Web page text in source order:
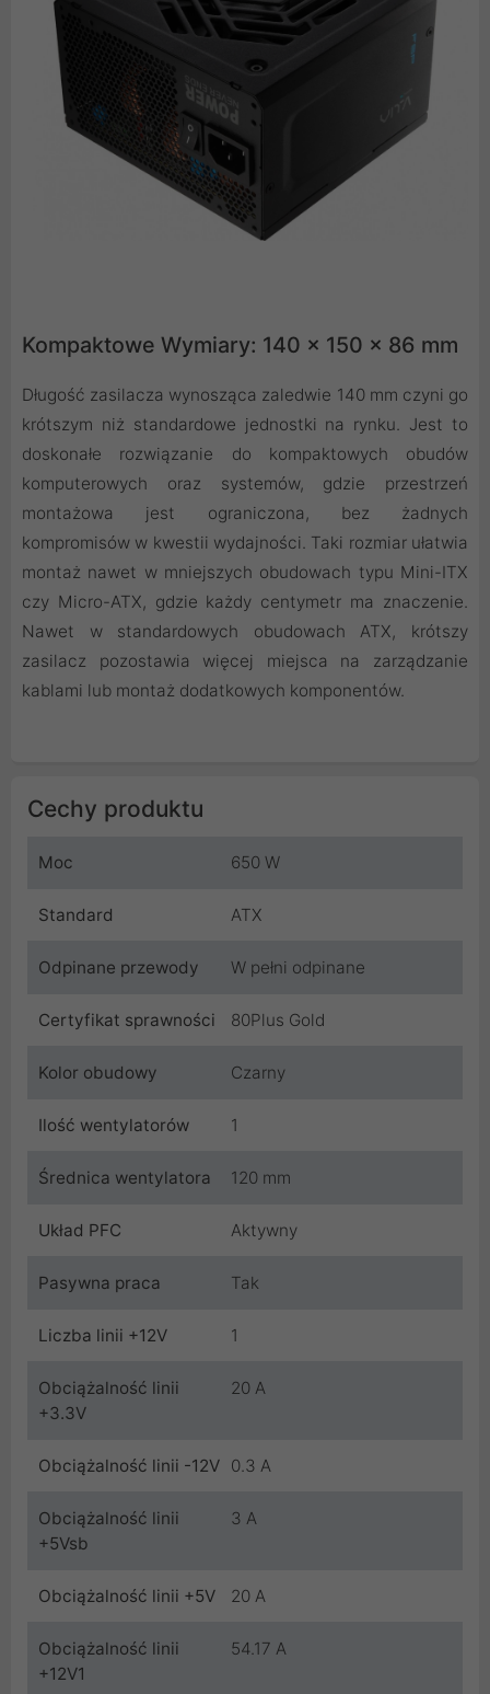
Kompaktowe Wymiary: 140 × 150 × 86 mm
Długość zasilacza wynosząca zaledwie 140 mm czyni go
krótszym niż standardowe jednostki na rynku. Jest to
doskonałe rozwiązanie do kompaktowych obudów
komputerowych oraz systemów, gdzie przestrzeń
montażowa jest ograniczona, bez żadnych
kompromisów w kwestii wydajności. Taki rozmiar ułatwia
montaż nawet w mniejszych obudowach typu Mini-ITX
czy Micro-ATX, gdzie każdy centymetr ma znaczenie.
Nawet w standardowych obudowach ATX, krótszy
zasilacz pozostawia więcej miejsca na zarządzanie
kablami lub montaż dodatkowych komponentów.
Cechy produktu
Moc 650 W
Standard ATX
Odpinane przewody W pełni odpinane
Certyfikat sprawności 80Plus Gold
Kolor obudowy Czarny
Ilość wentylatorów 1
Średnica wentylatora 120 mm
Układ PFC Aktywny
Pasywna praca Tak
Liczba linii +12V 1
Obciążalność linii
+3.3V
20 A
Obciążalność linii -12V 0.3 A
Obciążalność linii
+5Vsb
3 A
Obciążalność linii +5V 20 A
Obciążalność linii
+12V1
54.17 A